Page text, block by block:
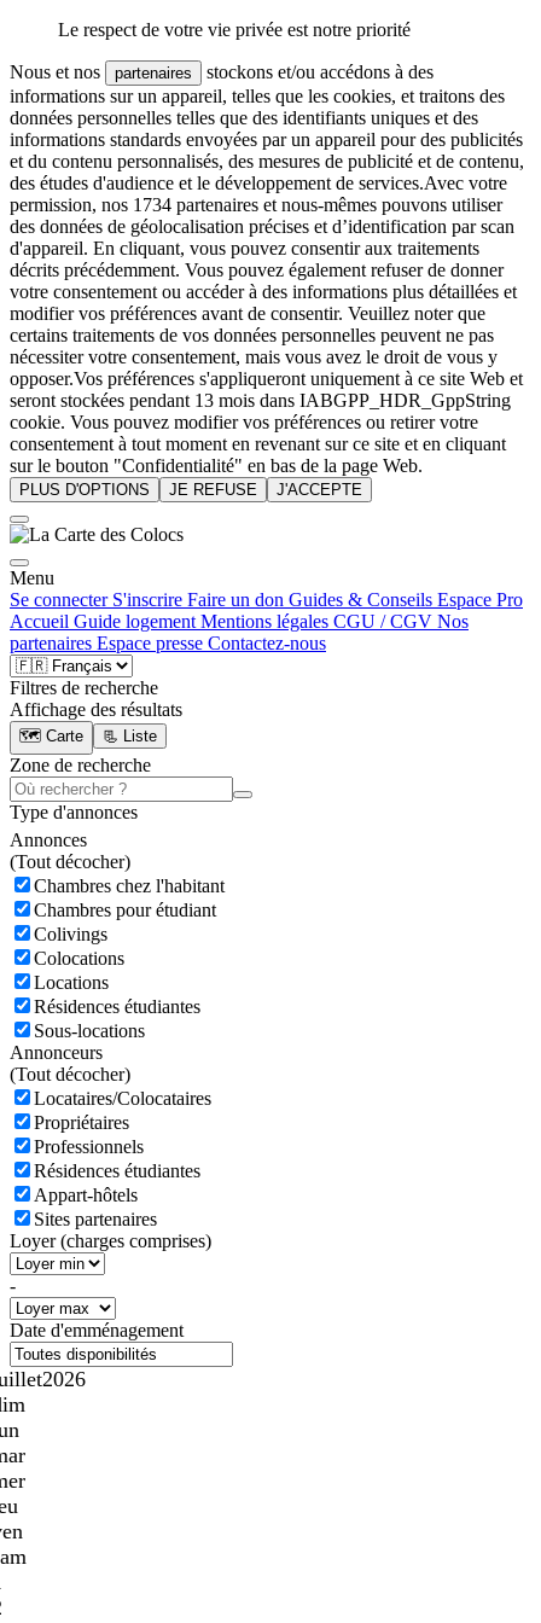
Le respect de votre vie privée est notre priorité
Nous et nos partenaires
stockons et/ou accédons à des
informations sur un appareil, telles que les cookies, et traitons des
données personnelles telles que des identifiants uniques et des
informations standards envoyées par un appareil pour des publicités
et du contenu personnalisés, des mesures de publicité et de contenu,
des études d'audience et le développement de services.Avec votre
permission, nos 1734 partenaires et nous-mêmes pouvons utiliser
des données de géolocalisation précises et d’identification par scan
d'appareil. En cliquant, vous pouvez consentir aux traitements
décrits précédemment. Vous pouvez également refuser de donner
votre consentement ou accéder à des informations plus détaillées et
modifier vos préférences avant de consentir. Veuillez noter que
certains traitements de vos données personnelles peuvent ne pas
nécessiter votre consentement, mais vous avez le droit de vous y
opposer.Vos préférences s'appliqueront uniquement à ce site Web et
seront stockées pendant 13 mois dans IABGPP_HDR_GppString
cookie. Vous pouvez modifier vos préférences ou retirer votre
consentement à tout moment en revenant sur ce site et en cliquant
sur le bouton "Confidentialité" en bas de la page Web.
PLUS D'OPTIONS JE REFUSE J'ACCEPTE
Menu
Se connecter S'inscrire Faire un don Guides & Conseils Espace Pro
Accueil Guide logement Mentions légales CGU / CGV Nos
partenaires Espace presse Contactez-nous
Filtres de recherche
Affichage des résultats
🗺️ Carte 📃 Liste
Zone de recherche
Type d'annonces
Annonces
(Tout décocher)
Chambres chez l'habitant
Chambres pour étudiant
Colivings
Colocations
Locations
Résidences étudiantes
Sous-locations
Annonceurs
(Tout décocher)
Locataires/Colocataires
Propriétaires
Professionnels
Résidences étudiantes
Appart-hôtels
Sites partenaires
Loyer (charges comprises)
-
Date d'emménagement
2026